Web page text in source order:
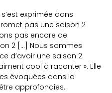
s’est exprimée dans
pas une saison 2
pas encore de
2 […] Nous sommes
d’avoir une saison 2.
cool à raconter ». Elle
évoquées dans la
approfondies.